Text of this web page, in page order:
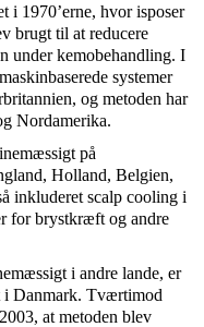
i 1970’erne, hvor isposer
brugt til at reducere
under kemobehandling. I
systemer
og metoden har
Nordamerika.
på
Holland, Belgien,
inkluderet scalp cooling i
for brystkræft og andre
i andre lande, er
i Danmark. Tværtimod
at metoden blev